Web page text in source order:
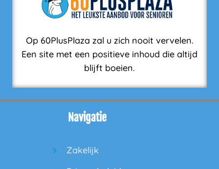
Op 60PlusPlaza zal u zich nooit vervelen.
Een site met een positieve inhoud die altijd
blijft boeien.
Navigatie
Zakelijk